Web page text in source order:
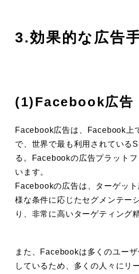
3.効果的な広告
(1)Facebook広告
Facebook広告は、Facebook上
で、世界で最も利用されている
る。Facebookの広告プラット
います。
Facebookの広告は、ターゲッ
様な条件に応じたセグメンテー
り、非常に高いターゲティング
また、Facebookは多くのユー
しているため、多くの人々にリ